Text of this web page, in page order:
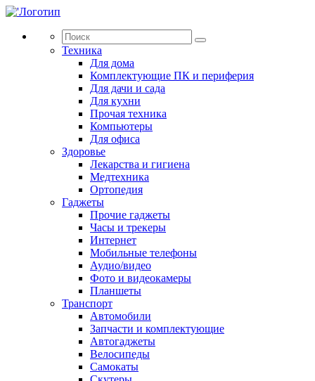
Техника
Для дома
Комплектующие ПК и периферия
Для дачи и сада
Для кухни
Прочая техника
Компьютеры
Для офиса
Здоровье
Лекарства и гигиена
Медтехника
Ортопедия
Гаджеты
Прочие гаджеты
Часы и трекеры
Интернет
Мобильные телефоны
Аудио/видео
Фото и видеокамеры
Планшеты
Транспорт
Автомобили
Запчасти и комплектующие
Автогаджеты
Велосипеды
Самокаты